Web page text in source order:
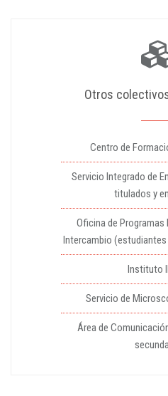
Otros
Centro de
Servicio Integrado de
titulados y
Oficina de
Intercambio
Instituto
Servicio de
Área de